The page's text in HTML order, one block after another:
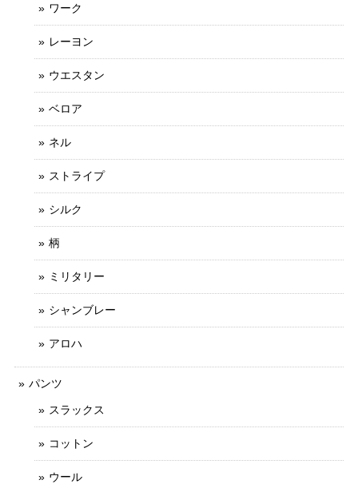
ワーク
レーヨン
ウエスタン
ベロア
ネル
ストライプ
シルク
柄
ミリタリー
シャンブレー
アロハ
パンツ
スラックス
コットン
ウール